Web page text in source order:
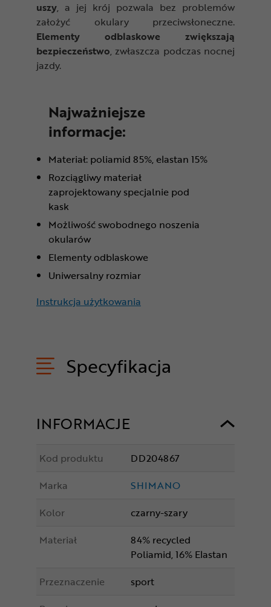
uszy, a jej krój pozwala bez problemów
założyć okulary przeciwsłoneczne.
Elementy odblaskowe zwiększają
bezpieczeństwo, zwłaszcza podczas nocnej
jazdy.
Najważniejsze
informacje:
Materiał: poliamid 85%, elastan 15%
Rozciągliwy materiał
zaprojektowany specjalnie pod
kask
Możliwość swobodnego noszenia
okularów
Elementy odblaskowe
Uniwersalny rozmiar
Instrukcja użytkowania
Specyfikacja
INFORMACJE
Kod produktu
DD204867
Marka
SHIMANO
Kolor
czarny-szary
Materiał
84% recycled
Poliamid, 16% Elastan
Przeznaczenie
sport